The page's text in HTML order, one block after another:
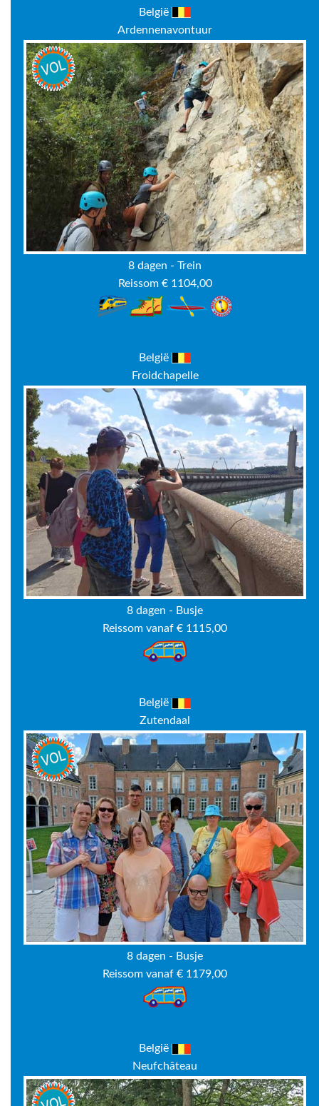
België
Ardennenavontuur
8 dagen - Trein
Reissom € 1104,00
België
Froidchapelle
8 dagen - Busje
Reissom vanaf € 1115,00
België
Zutendaal
8 dagen - Busje
Reissom vanaf € 1179,00
België
Neufchâteau